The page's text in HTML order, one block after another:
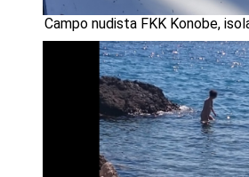
Campo nudista FKK Konobe,